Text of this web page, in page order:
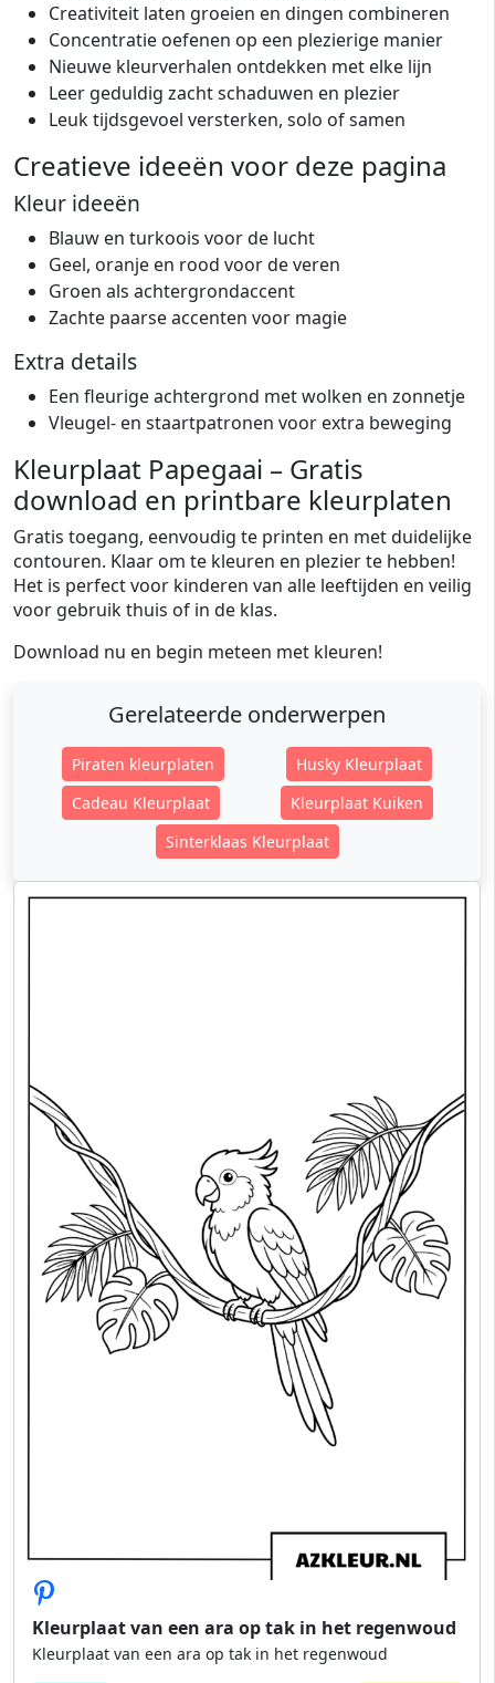
Creativiteit laten groeien en dingen combineren
Concentratie oefenen op een plezierige manier
Nieuwe kleurverhalen ontdekken met elke lijn
Leer geduldig zacht schaduwen en plezier
Leuk tijdsgevoel versterken, solo of samen
Creatieve ideeën voor deze pagina
Kleur ideeën
Blauw en turkoois voor de lucht
Geel, oranje en rood voor de veren
Groen als achtergrondaccent
Zachte paarse accenten voor magie
Extra details
Een fleurige achtergrond met wolken en zonnetje
Vleugel- en staartpatronen voor extra beweging
Kleurplaat Papegaai – Gratis
download en printbare kleurplaten
Gratis toegang, eenvoudig te printen en met duidelijke
contouren. Klaar om te kleuren en plezier te hebben!
Het is perfect voor kinderen van alle leeftijden en veilig
voor gebruik thuis of in de klas.
Download nu en begin meteen met kleuren!
Gerelateerde onderwerpen
Piraten kleurplaten
Husky Kleurplaat
Cadeau Kleurplaat
Kleurplaat Kuiken
Sinterklaas Kleurplaat
Kleurplaat van een ara op tak in het regenwoud
Kleurplaat van een ara op tak in het regenwoud